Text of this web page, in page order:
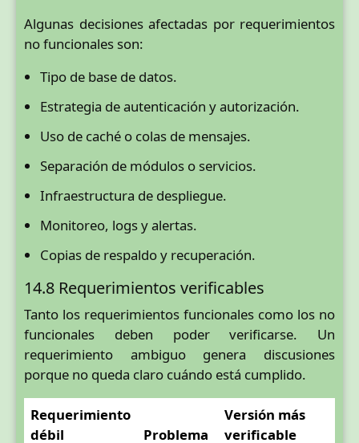
Algunas decisiones afectadas por requerimientos
no funcionales son:
Tipo de base de datos.
Estrategia de autenticación y autorización.
Uso de caché o colas de mensajes.
Separación de módulos o servicios.
Infraestructura de despliegue.
Monitoreo, logs y alertas.
Copias de respaldo y recuperación.
14.8 Requerimientos verificables
Tanto los requerimientos funcionales como los no
funcionales deben poder verificarse. Un
requerimiento ambiguo genera discusiones
porque no queda claro cuándo está cumplido.
Requerimiento
débil
Problema
Versión más
verificable